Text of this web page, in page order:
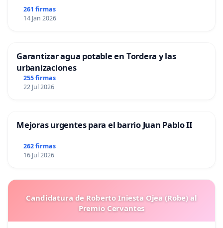
261 firmas
14 Jan 2026
Garantizar agua potable en Tordera y las
urbanizaciones
255 firmas
22 Jul 2026
Mejoras urgentes para el barrio Juan Pablo II
262 firmas
16 Jul 2026
Candidatura de Roberto Iniesta Ojea (Robe) al
Premio Cervantes